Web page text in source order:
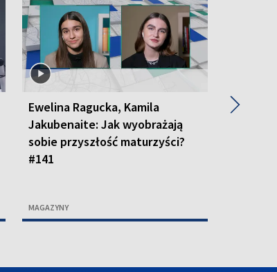
Ewelina Ragucka, Kamila
Jakubenaite: Jak wyobrażają
sobie przyszłość maturzyści?
#141
MAGAZYNY
R.
▶